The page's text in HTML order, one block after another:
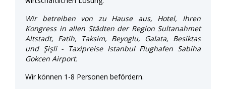
Wir betreiben von zu Hause aus, Hotel, Ihren
Kongress in allen Städten der Region Sultanahmet
Altstadt, Fatih, Taksim, Beyoglu, Galata, Besiktas
und Şişli - Taxipreise Istanbul Flughafen Sabiha
Gokcen Airport.
Wir können 1-8 Personen befördern.